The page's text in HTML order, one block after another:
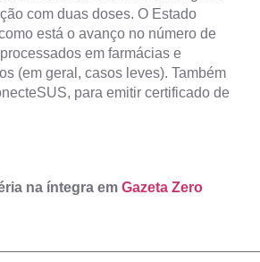
com duas doses. O Estado
está o avanço no número de
em farmácias e
(em geral, casos leves). Também
para emitir certificado de
na íntegra em Gazeta Zero